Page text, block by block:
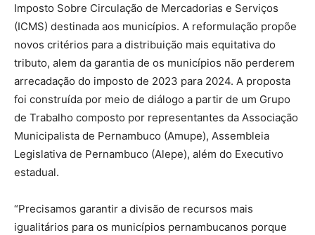
Imposto Sobre Circulação de Mercadorias e Serviços
(ICMS) destinada aos municípios. A reformulação propõe
novos critérios para a distribuição mais equitativa do
tributo, alem da garantia de os municípios não perderem
arrecadação do imposto de 2023 para 2024. A proposta
foi construída por meio de diálogo a partir de um Grupo
de Trabalho composto por representantes da Associação
Municipalista de Pernambuco (Amupe), Assembleia
Legislativa de Pernambuco (Alepe), além do Executivo
estadual.
“Precisamos garantir a divisão de recursos mais
igualitários para os municípios pernambucanos porque